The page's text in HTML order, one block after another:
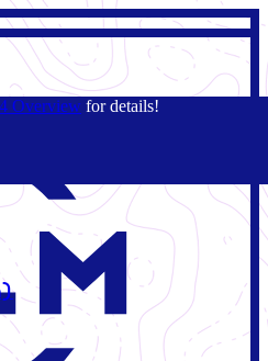
Overview for details!